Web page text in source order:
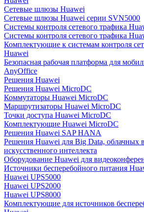
Сетевые шлюзы Huawei
Сетевые шлюзы Huawei серии SVN5000
Системы контроля сетевого трафика
Системы контроля сетевого трафика
Комплектующие к системам контроля
Huawei
Безопасная рабочая платформа для
AnyOffice
Решения Huawei
Решения Huawei MicroDC
Коммутаторы Huawei MicroDC
Маршрутизаторы Huawei MicroDC
Точки доступа Huawei MicroDC
Комплектующие Huawei MicroDC
Решения Huawei SAP HANA
Решения Huawei для Big Data, облачных
искусственного интеллекта
Оборудование Huawei для
Источники бесперебойного питания
Huawei UPS5000
Huawei UPS2000
Huawei UPS8000
Комплектующие для источников